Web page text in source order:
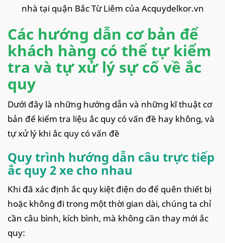
nhà tại quận Bắc Từ Liêm của Acquydelkor.vn
Các hướng dẫn cơ bản để
khách hàng có thể tự kiểm
tra và tự xử lý sự cố về ắc
quy
Dưới đây là những hướng dẫn và những kĩ thuật cơ
bản để kiểm tra liệu ắc quy có vấn đề hay không, và
tự xử lý khi ắc quy có vấn đề
Quy trình hướng dẫn câu trực tiếp
ắc quy 2 xe cho nhau
Khi đã xác định ắc quy kiệt điện do để quên thiết bị
hoặc không đi trong một thời gian dài, chúng ta chỉ
cần câu bình, kích bình, mà không cần thay mới ắc
quy: